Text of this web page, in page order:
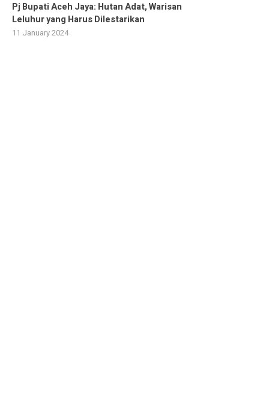
Pj Bupati Aceh Jaya: Hutan Adat, Warisan
Leluhur yang Harus Dilestarikan
11 January 2024